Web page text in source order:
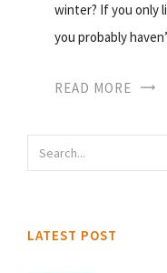
winter? If you only
you probably
READ MORE
LATEST POST